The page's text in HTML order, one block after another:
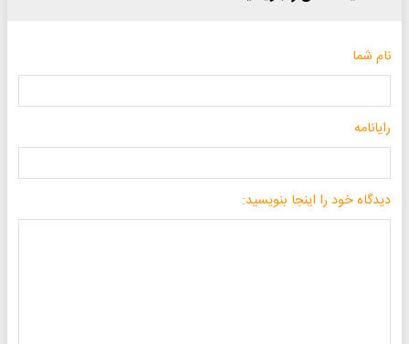
نام شما
رایانامه
دیدگاه خود را اینجا بنویسید: